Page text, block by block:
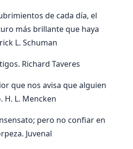
de cada día, el
más brillante que haya
L. Schuman
Richard Taveres
que nos avisa que alguien
H. L. Mencken
pero no confiar en
Juvenal